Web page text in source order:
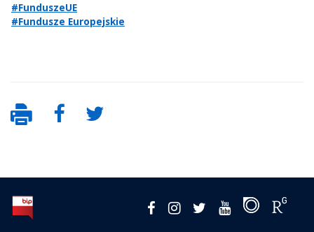
#FunduszeUE
#Fundusze Europejskie